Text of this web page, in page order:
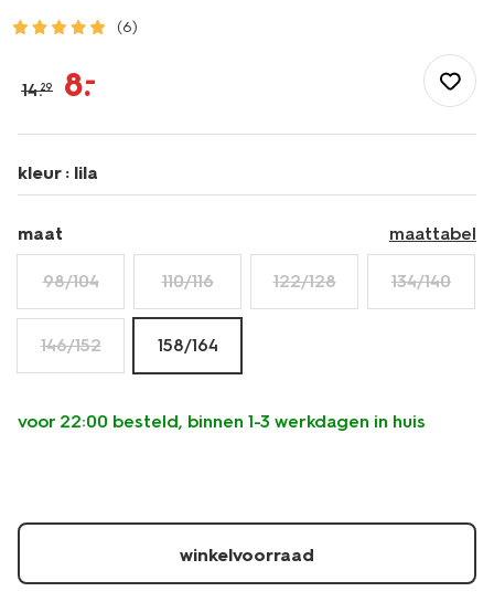
(6)
badpakken/kinderbadpak-
22260843.html
14.29 8.–
kleur : lila
maat maattabel
98/104 110/116 122/128 134/140
146/152 158/164
voor 22:00 besteld, binnen 1-3 werkdagen in huis
winkelvoorraad